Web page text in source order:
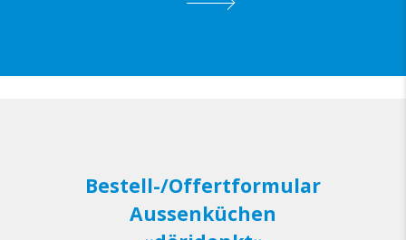
Bestell-/Offertformular
Aussenküchen